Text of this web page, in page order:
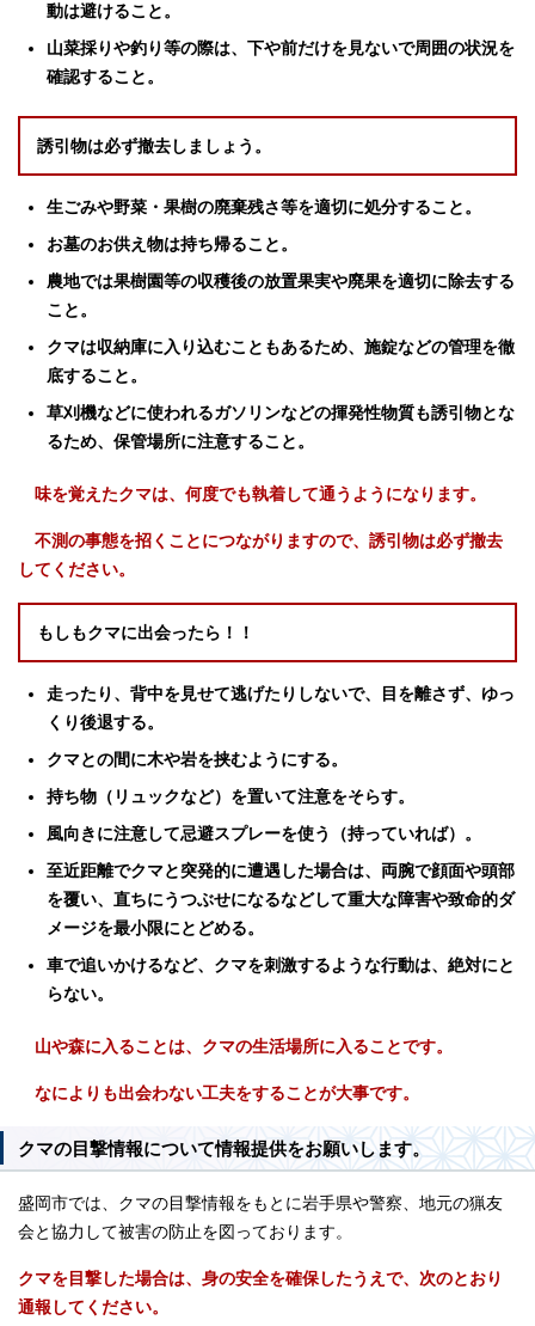
動は避けること。
山菜採りや釣り等の際は、下や前だけを見ないで周囲の状況を
確認すること。
誘引物は必ず撤去しましょう。
生ごみや野菜・果樹の廃棄残さ等を適切に処分すること。
お墓のお供え物は持ち帰ること。
農地では果樹園等の収穫後の放置果実や廃果を適切に除去する
こと。
クマは収納庫に入り込むこともあるため、施錠などの管理を徹
底すること。
草刈機などに使われるガソリンなどの揮発性物質も誘引物とな
るため、保管場所に注意すること。
味を覚えたクマは、何度でも執着して通うようになります。
不測の事態を招くことにつながりますので、誘引物は必ず撤去
してください。
もしもクマに出会ったら！！
走ったり、背中を見せて逃げたりしないで、目を離さず、ゆっ
くり後退する。
クマとの間に木や岩を挟むようにする。
持ち物（リュックなど）を置いて注意をそらす。
風向きに注意して忌避スプレーを使う（持っていれば）。
至近距離でクマと突発的に遭遇した場合は、両腕で顔面や頭部
を覆い、直ちにうつぶせになるなどして重大な障害や致命的ダ
メージを最小限にとどめる。
車で追いかけるなど、クマを刺激するような行動は、絶対にと
らない。
山や森に入ることは、クマの生活場所に入ることです。
なによりも出会わない工夫をすることが大事です。
クマの目撃情報について情報提供をお願いします。
盛岡市では、クマの目撃情報をもとに岩手県や警察、地元の猟友
会と協力して被害の防止を図っております。
クマを目撃した場合は、身の安全を確保したうえで、次のとおり
通報してください。